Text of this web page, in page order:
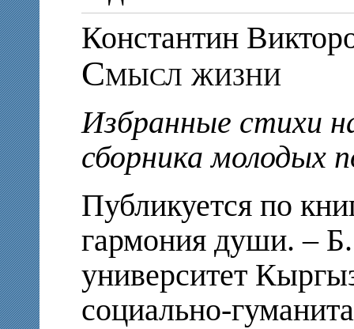
Константин
Смысл жизни
Избранные стихи
сборника молодых
Публикуется по
гармония души. –
университет
социально-